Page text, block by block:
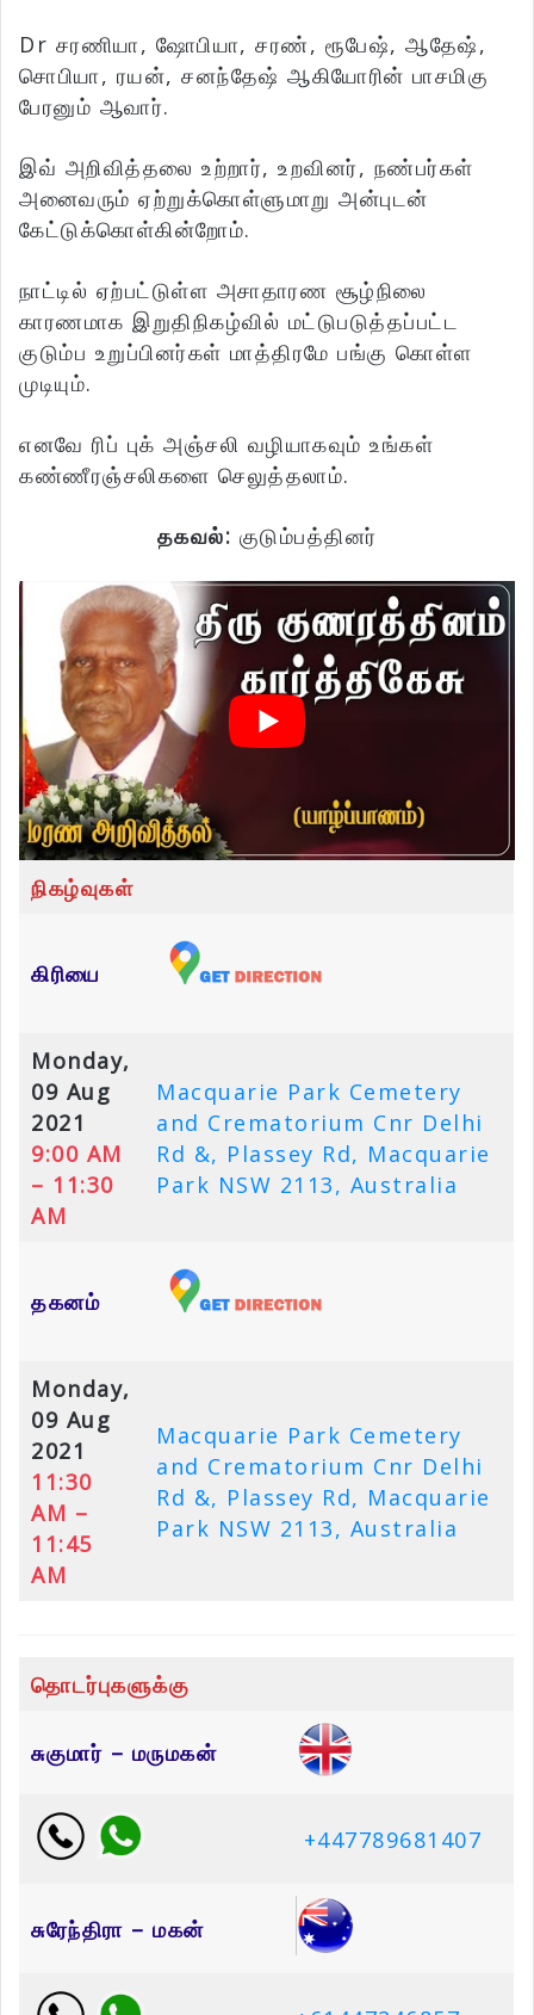
Dr சரணியா, ஷோபியா, சரண், ரூபேஷ், ஆதேஷ்,
சொபியா, ரயன், சனந்தேஷ் ஆகியோரின் பாசமிகு
பேரனும் ஆவார்.
இவ் அறிவித்தலை உற்றார், உறவினர், நண்பர்கள்
அனைவரும் ஏற்றுக்கொள்ளுமாறு அன்புடன்
கேட்டுக்கொள்கின்றோம்.
நாட்டில் ஏற்பட்டுள்ள அசாதாரண சூழ்நிலை
காரணமாக இறுதிநிகழ்வில் மட்டுபடுத்தப்பட்ட
குடும்ப உறுப்பினர்கள் மாத்திரமே பங்கு கொள்ள
முடியும்.
எனவே ரிப் புக் அஞ்சலி வழியாகவும் உங்கள்
கண்ணீரஞ்சலிகளை செலுத்தலாம்.
தகவல்: குடும்பத்தினர்
நிகழ்வுகள்
கிரியை
Monday,
09 Aug
2021
9:00 AM
– 11:30
AM
Macquarie Park Cemetery
and Crematorium Cnr Delhi
Rd &, Plassey Rd, Macquarie
Park NSW 2113, Australia
தகனம்
Monday,
09 Aug
2021
11:30
AM –
11:45
AM
Macquarie Park Cemetery
and Crematorium Cnr Delhi
Rd &, Plassey Rd, Macquarie
Park NSW 2113, Australia
தொடர்புகளுக்கு
சுகுமார் – மருமகன்
+447789681407
சுரேந்திரா – மகன்